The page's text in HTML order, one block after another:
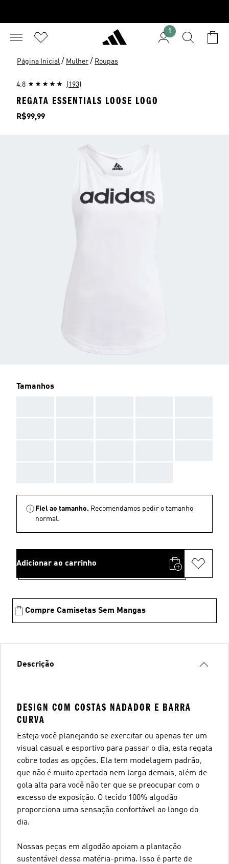
1
Página Inicial / Mulher / Roupas
4.8 (193)
REGATA ESSENTIALS LOOSE LOGO
Preço
R$99,99
Tamanhos
Fiel ao tamanho. Recomendamos pedir o tamanho
normal.
Adicionar ao carrinho
Compre Camisetas Sem Mangas
Descrição
DESIGN COM COSTAS NADADOR E BARRA
CURVA
Esteja você planejando se exercitar ou apenas ter um
visual casual e esportivo para passar o dia, esta regata
cobre todas as opções. Ela tem modelagem padrão,
que não é muito apertada nem larga demais, além de
gola alta para você não ter que se preocupar com o
excesso de exposição. O tecido 100% algodão
proporciona uma sensação confortável ao longo do
dia.
Nossas peças em algodão apoiam a plantação
sustentável dessa matéria-prima. Isso é parte de